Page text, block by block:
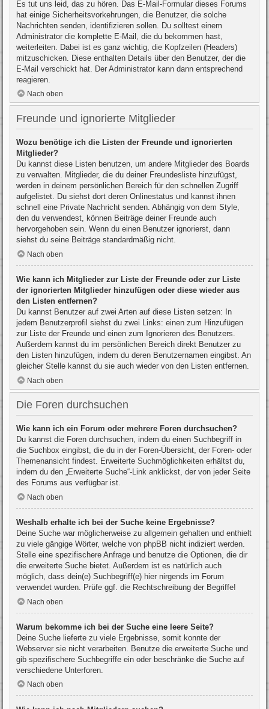
Es tut uns leid, das zu hören. Das E-Mail-Formular dieses Forums
hat einige Sicherheitsvorkehrungen, die Benutzer, die solche
Nachrichten senden, identifizieren sollen. Du solltest einem
Administrator die komplette E-Mail, die du bekommen hast,
weiterleiten. Dabei ist es ganz wichtig, die Kopfzeilen (Headers)
mitzuschicken. Diese enthalten Details über den Benutzer, der die
E-Mail verschickt hat. Der Administrator kann dann entsprechend
reagieren.
Nach oben
Freunde und ignorierte Mitglieder
Wozu benötige ich die Listen der Freunde und ignorierten
Mitglieder?
Du kannst diese Listen benutzen, um andere Mitglieder des Boards
zu verwalten. Mitglieder, die du deiner Freundesliste hinzufügst,
werden in deinem persönlichen Bereich für den schnellen Zugriff
aufgelistet. Du siehst dort deren Onlinestatus und kannst ihnen
schnell eine Private Nachricht senden. Abhängig von dem Style,
den du verwendest, können Beiträge deiner Freunde auch
hervorgehoben sein. Wenn du einen Benutzer ignorierst, dann
siehst du seine Beiträge standardmäßig nicht.
Nach oben
Wie kann ich Mitglieder zur Liste der Freunde oder zur Liste
der ignorierten Mitglieder hinzufügen oder diese wieder aus
den Listen entfernen?
Du kannst Benutzer auf zwei Arten auf diese Listen setzen: In
jedem Benutzerprofil siehst du zwei Links: einen zum Hinzufügen
zur Liste der Freunde und einen zum Ignorieren des Benutzers.
Außerdem kannst du im persönlichen Bereich direkt Benutzer zu
den Listen hinzufügen, indem du deren Benutzernamen eingibst. An
gleicher Stelle kannst du sie auch wieder von den Listen entfernen.
Nach oben
Die Foren durchsuchen
Wie kann ich ein Forum oder mehrere Foren durchsuchen?
Du kannst die Foren durchsuchen, indem du einen Suchbegriff in
die Suchbox eingibst, die du in der Foren-Übersicht, der Foren- oder
Themenansicht findest. Erweiterte Suchmöglichkeiten erhältst du,
indem du den „Erweiterte Suche“-Link anklickst, der von jeder Seite
des Forums aus verfügbar ist.
Nach oben
Weshalb erhalte ich bei der Suche keine Ergebnisse?
Deine Suche war möglicherweise zu allgemein gehalten und enthielt
zu viele gängige Wörter, welche von phpBB nicht indiziert werden.
Stelle eine spezifischere Anfrage und benutze die Optionen, die dir
die erweiterte Suche bietet. Außerdem ist es natürlich auch
möglich, dass dein(e) Suchbegriff(e) hier nirgends im Forum
verwendet wurden. Prüfe ggf. die Rechtschreibung der Begriffe!
Nach oben
Warum bekomme ich bei der Suche eine leere Seite?
Deine Suche lieferte zu viele Ergebnisse, somit konnte der
Webserver sie nicht verarbeiten. Benutze die erweiterte Suche und
gib spezifischere Suchbegriffe ein oder beschränke die Suche auf
verschiedene Unterforen.
Nach oben